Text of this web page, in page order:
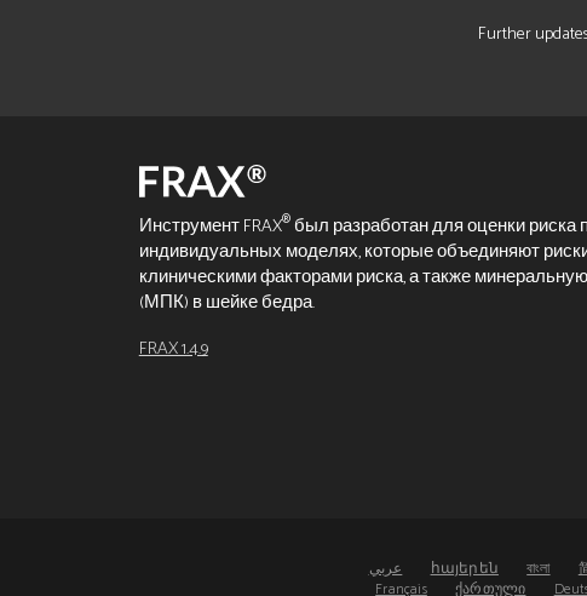
Further
Инструмент FRAX®был разработан для оценки риска
индивидуальных моделях, которые объединяют
клиническими факторами риска, а также
(МПК) в шейке бедра.
FRAX 1.4.9
عربي հայերեն বাংলা
Français
ქართული